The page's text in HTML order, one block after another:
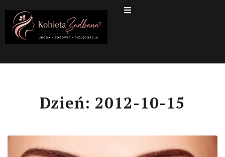
Dzień: 2012-10-15